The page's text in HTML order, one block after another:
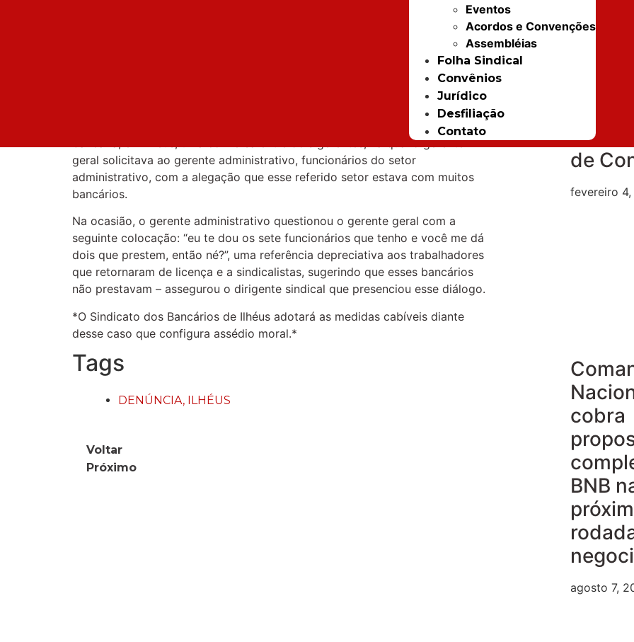
Eventos
Acordos e Convenções
Assembléias
Folha Sindical
Convênios
Jurídico
Desfiliação
Contato
Nesta quarta-feira (20), um diretor sindical presenciou em uma agência
bancária, em Ilhéus, uma conversa entre dois gerentes, na qual o gerente
geral solicitava ao gerente administrativo, funcionários do setor
administrativo, com a alegação que esse referido setor estava com muitos
bancários.
Na ocasião, o gerente administrativo questionou o gerente geral com a
seguinte colocação: “eu te dou os sete funcionários que tenho e você me dá
dois que prestem, então né?”, uma referência depreciativa aos trabalhadores
que retornaram de licença e a sindicalistas, sugerindo que esses bancários
não prestavam – assegurou o dirigente sindical que presenciou esse diálogo.
*O Sindicato dos Bancários de Ilhéus adotará as medidas cabíveis diante
desse caso que configura assédio moral.*
Tags
DENÚNCIA, ILHÉUS
Voltar
Próximo
de
de
fevereiro
cobra
BNB
agosto 7,